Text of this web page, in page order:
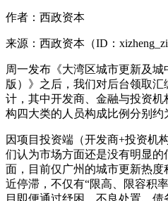
作者：西政资本
来源：西政资本（ID：
周一发布《大湾区城市更新及城
版）》之后，我们对后台领取
计，其中开发商、金融与投资
构四大类的人员构成比例分别约
因项目投资端（开发商+投资机
们认为市场方面还是没有明显
面，目前仅广州的城市更新热
近停滞，不仅有“限高、限容积